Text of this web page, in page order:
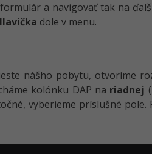
a navigovať tak na
dole v menu.
nášho pobytu, otvoríme
kolónku DAP na riadnej
vyberieme príslušné pole.